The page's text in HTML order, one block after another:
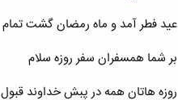
عید فطر آمد و ماه رمضان گشت تمام
بر شما همسفران سفر روزه سلام
روزه هاتان همه در پبش خداوند قبول